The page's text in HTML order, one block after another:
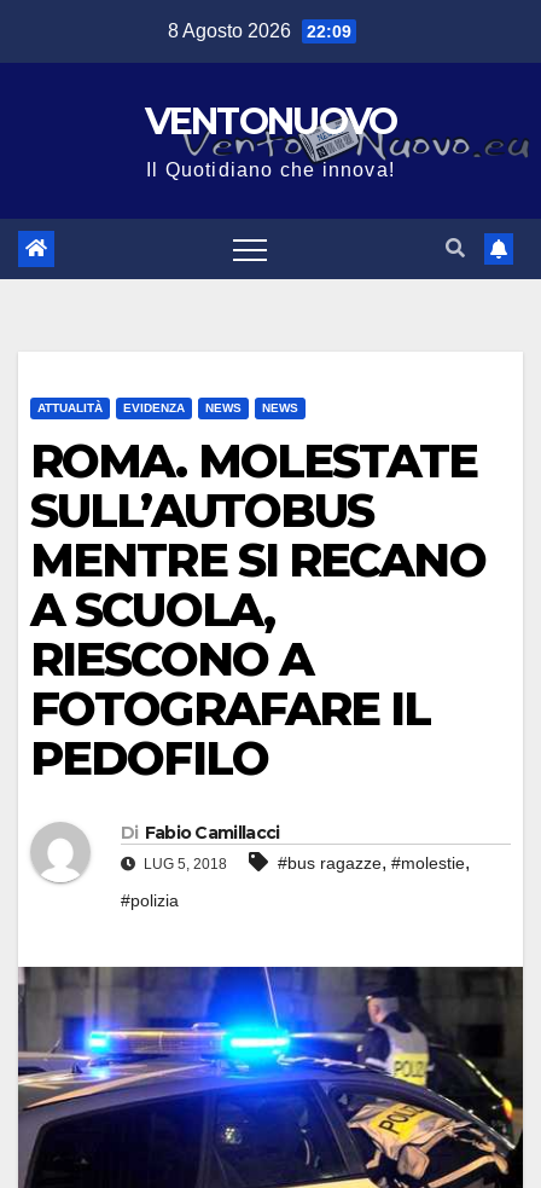
8 Agosto 2026 22:09
VENTONUOVO
Il Quotidiano che innova!
ATTUALITÀ EVIDENZA NEWS NEWS
ROMA. MOLESTATE
SULL’AUTOBUS
MENTRE SI RECANO
A SCUOLA,
RIESCONO A
FOTOGRAFARE IL
PEDOFILO
Di Fabio Camillacci
LUG 5, 2018 #bus ragazze, #molestie,
#polizia